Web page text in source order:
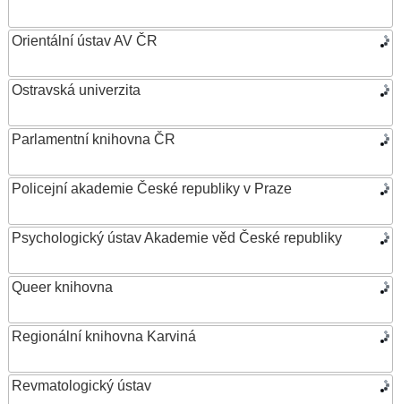
Orientální ústav AV ČR
Ostravská univerzita
Parlamentní knihovna ČR
Policejní akademie České republiky v Praze
Psychologický ústav Akademie věd České republiky
Queer knihovna
Regionální knihovna Karviná
Revmatologický ústav